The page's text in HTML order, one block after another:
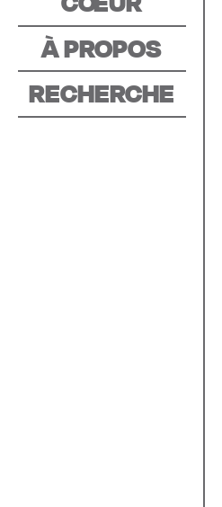
À PROPOS
RECHERCHE